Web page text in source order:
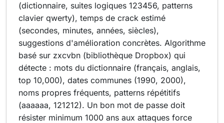
(dictionnaire, suites logiques 123456, patterns
clavier qwerty), temps de crack estimé
(secondes, minutes, années, siècles),
suggestions d'amélioration concrètes. Algorithme
basé sur zxcvbn (bibliothèque Dropbox) qui
détecte : mots du dictionnaire (français, anglais,
top 10,000), dates communes (1990, 2000),
noms propres fréquents, patterns répétitifs
(aaaaaa, 121212). Un bon mot de passe doit
résister minimum 1000 ans aux attaques force